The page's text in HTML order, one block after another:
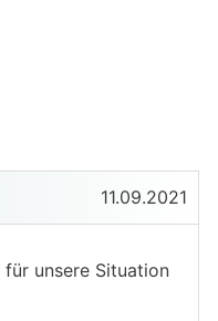
11.09.2021
unsere Situation